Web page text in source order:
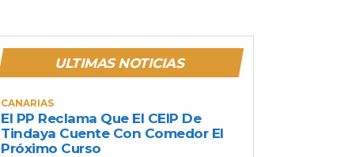
ULTIMAS NOTICIAS
CANARIAS
El PP Reclama Que El CEIP De
Tindaya Cuente Con Comedor El
Próximo Curso